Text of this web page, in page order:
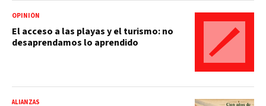
OPINIÓN
El acceso a las playas y el turismo: no
desaprendamos lo aprendido
ALIANZAS